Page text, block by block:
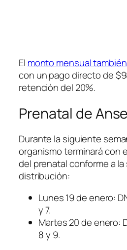
El monto mensual
con un pago directo de
retención del 20%.
Prenatal de
Durante la siguiente
organismo terminará con
del prenatal conforme a
distribución:
Lunes 19 de enero:
y 7.
Martes 20 de enero:
8 y 9.